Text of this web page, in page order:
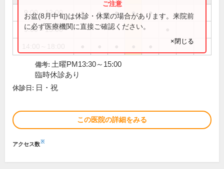
9:00～12:00 ● ● ● ● ●
9:00～15:00
お盆(8月中旬)は休診・休業の場合があります。来院前
に必ず医療機関に直接ご確認ください。
×閉じる
備考: 土曜PM13:30～15:00
臨時休診あり
休診日: 日・祝
この医院の詳細をみる
アクセス数※